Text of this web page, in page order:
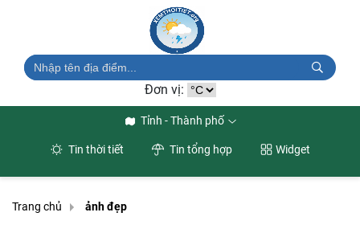
Đơn vị:
Tỉnh - Thành phố
Tin thời tiết Tin tổng hợp Widget
Trang chủ ảnh đẹp